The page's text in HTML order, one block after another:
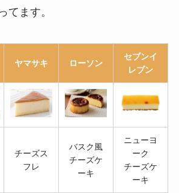
てます。
ヤマサキ ローソン
セブンイ
レブン
チーズス
フレ
バスク風
チーズケ
ーキ
ニューヨ
ーク
チーズケ
ーキ